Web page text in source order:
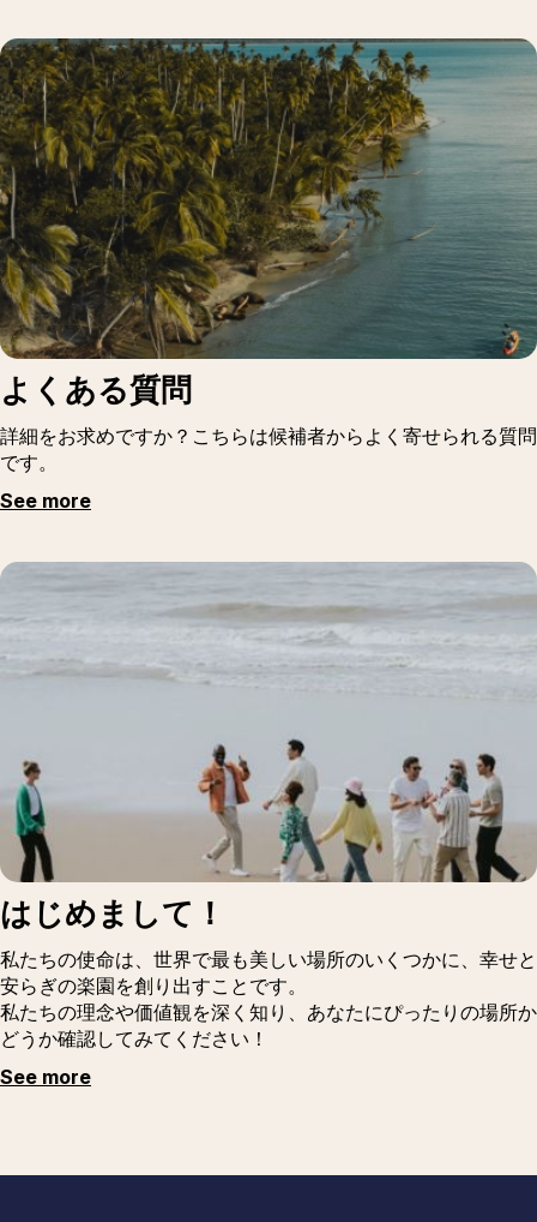
よくある質問
詳細をお求めですか？こちらは候補者からよく寄せられる質問
です。
See more
はじめまして！
私たちの使命は、世界で最も美しい場所のいくつかに、幸せと
安らぎの楽園を創り出すことです。
私たちの理念や価値観を深く知り、あなたにぴったりの場所か
どうか確認してみてください！
See more